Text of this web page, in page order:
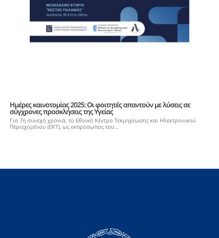
Ημέρες καινοτομίας 2025: Oι φοιτητές απαντούν με λύσεις σε
σύγχρονες προσκλήσεις της Υγείας
Για 7η συνεχή χρονιά, το Εθνικό Κέντρο Τεκμηρίωσης και Ηλεκτρονικού
Περιεχομένου (ΕΚΤ), ως εκπρόσωπος του...